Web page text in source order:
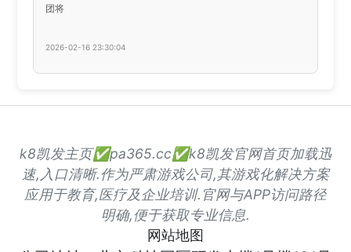
团将
2026-02-16 23:30:04
k8凯发主页✅pa365.cc✅k8凯发官网首页加载迅
速,入口清晰.作为严肃游戏公司,其游戏化解决方案
应用于教育,医疗及企业培训.官网与APP访问路径
明确,便于获取专业信息.
网站地图